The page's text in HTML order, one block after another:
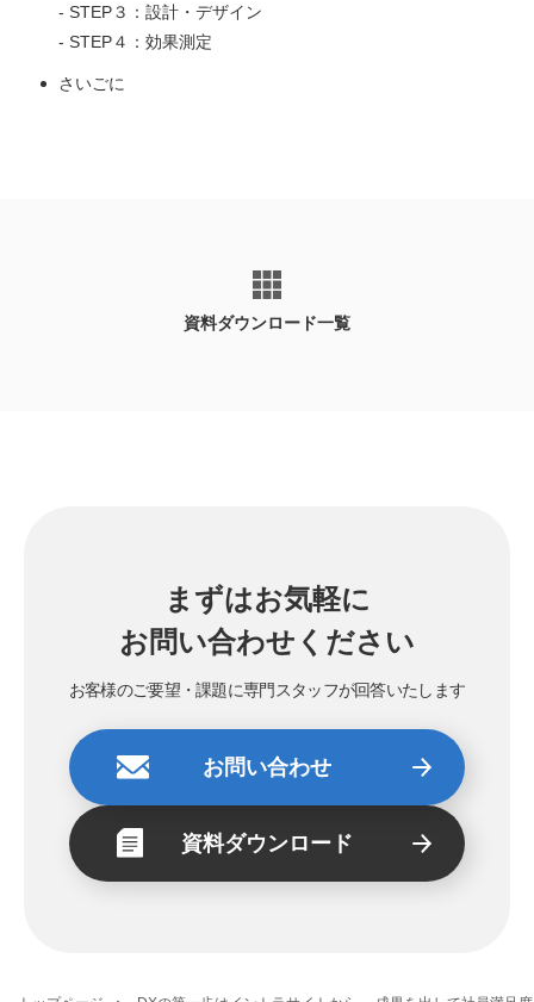
- STEP３：設計・デザイン
- STEP４：効果測定
さいごに
資料ダウンロード一覧
まずはお気軽に
お問い合わせください
お客様のご要望・課題に専門スタッフが回答いたします
資料ダウンロード
お問い合わせ